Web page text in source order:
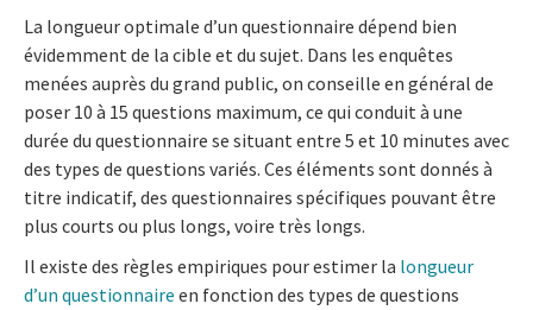
La longueur optimale d’un questionnaire dépend bien
évidemment de la cible et du sujet. Dans les enquêtes
menées auprès du grand public, on conseille en général de
poser 10 à 15 questions maximum, ce qui conduit à une
durée du questionnaire se situant entre 5 et 10 minutes avec
des types de questions variés. Ces éléments sont donnés à
titre indicatif, des questionnaires spécifiques pouvant être
plus courts ou plus longs, voire très longs.
Il existe des règles empiriques pour estimer la longueur
d’un questionnaire en fonction des types de questions